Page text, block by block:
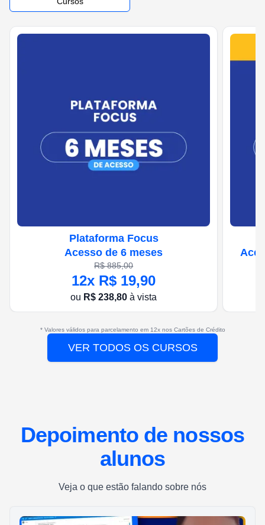
Plataforma Focus
Acesso de 6 meses
R$885,00
12x R$ 19,90
ou R$238,80 à vista
* Valores válidos para parcelamento em 12x nos Cartões de Crédito
VER TODOS OS CURSOS
Depoimento de nossos
alunos
Veja o que estão falando sobre nós